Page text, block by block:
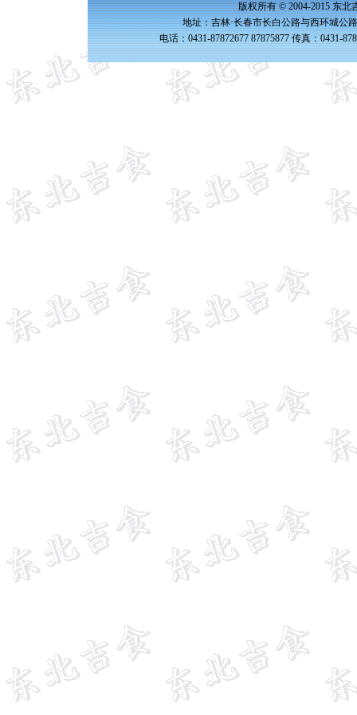
版权所有 © 2004-2015 东北
地址：吉林·长春市长白公路与西环城公
电话：0431-87872677 87875877 传真：0431-